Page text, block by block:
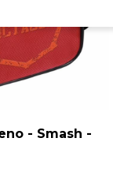
- Smash -